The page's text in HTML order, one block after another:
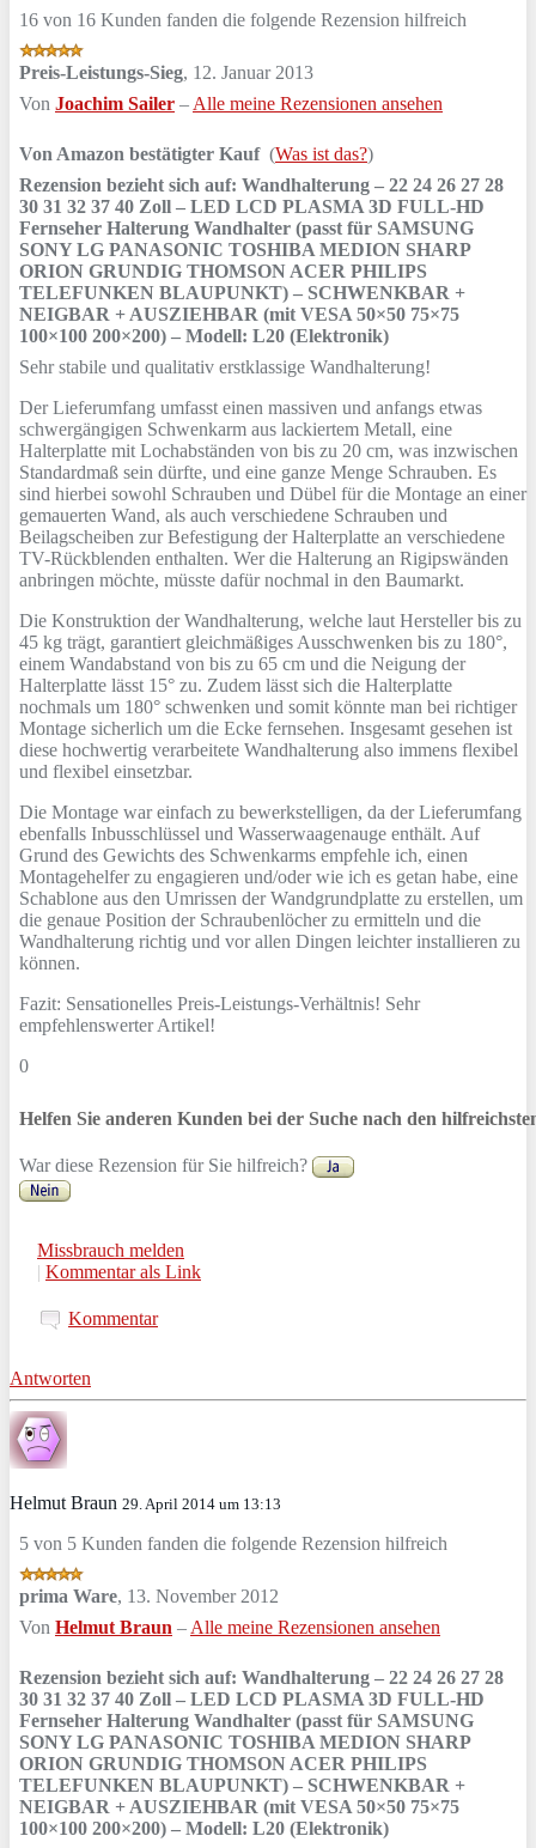
16 von 16 Kunden fanden die folgende Rezension hilfreich
Preis-Leistungs-Sieg, 12. Januar 2013
Von Joachim Sailer – Alle meine Rezensionen ansehen
Von Amazon bestätigter Kauf (Was ist das?)
Rezension bezieht sich auf: Wandhalterung – 22 24 26 27 28
30 31 32 37 40 Zoll – LED LCD PLASMA 3D FULL-HD
Fernseher Halterung Wandhalter (passt für SAMSUNG
SONY LG PANASONIC TOSHIBA MEDION SHARP
ORION GRUNDIG THOMSON ACER PHILIPS
TELEFUNKEN BLAUPUNKT) – SCHWENKBAR +
NEIGBAR + AUSZIEHBAR (mit VESA 50×50 75×75
100×100 200×200) – Modell: L20 (Elektronik)
Sehr stabile und qualitativ erstklassige Wandhalterung!
Der Lieferumfang umfasst einen massiven und anfangs etwas
schwergängigen Schwenkarm aus lackiertem Metall, eine
Halterplatte mit Lochabständen von bis zu 20 cm, was inzwischen
Standardmaß sein dürfte, und eine ganze Menge Schrauben. Es
sind hierbei sowohl Schrauben und Dübel für die Montage an einer
gemauerten Wand, als auch verschiedene Schrauben und
Beilagscheiben zur Befestigung der Halterplatte an verschiedene
TV-Rückblenden enthalten. Wer die Halterung an Rigipswänden
anbringen möchte, müsste dafür nochmal in den Baumarkt.
Die Konstruktion der Wandhalterung, welche laut Hersteller bis zu
45 kg trägt, garantiert gleichmäßiges Ausschwenken bis zu 180°,
einem Wandabstand von bis zu 65 cm und die Neigung der
Halterplatte lässt 15° zu. Zudem lässt sich die Halterplatte
nochmals um 180° schwenken und somit könnte man bei richtiger
Montage sicherlich um die Ecke fernsehen. Insgesamt gesehen ist
diese hochwertig verarbeitete Wandhalterung also immens flexibel
und flexibel einsetzbar.
Die Montage war einfach zu bewerkstelligen, da der Lieferumfang
ebenfalls Inbusschlüssel und Wasserwaagenauge enthält. Auf
Grund des Gewichts des Schwenkarms empfehle ich, einen
Montagehelfer zu engagieren und/oder wie ich es getan habe, eine
Schablone aus den Umrissen der Wandgrundplatte zu erstellen, um
die genaue Position der Schraubenlöcher zu ermitteln und die
Wandhalterung richtig und vor allen Dingen leichter installieren zu
können.
Fazit: Sensationelles Preis-Leistungs-Verhältnis! Sehr
empfehlenswerter Artikel!
0
Helfen Sie anderen Kunden bei der Suche nach den
War diese Rezension für Sie hilfreich?
Missbrauch melden
| Kommentar als Link
Kommentar
Antworten
Helmut Braun 29. April 2014 um 13:13
5 von 5 Kunden fanden die folgende Rezension hilfreich
prima Ware, 13. November 2012
Von Helmut Braun – Alle meine Rezensionen ansehen
Rezension bezieht sich auf: Wandhalterung – 22 24 26 27 28
30 31 32 37 40 Zoll – LED LCD PLASMA 3D FULL-HD
Fernseher Halterung Wandhalter (passt für SAMSUNG
SONY LG PANASONIC TOSHIBA MEDION SHARP
ORION GRUNDIG THOMSON ACER PHILIPS
TELEFUNKEN BLAUPUNKT) – SCHWENKBAR +
NEIGBAR + AUSZIEHBAR (mit VESA 50×50 75×75
100×100 200×200) – Modell: L20 (Elektronik)